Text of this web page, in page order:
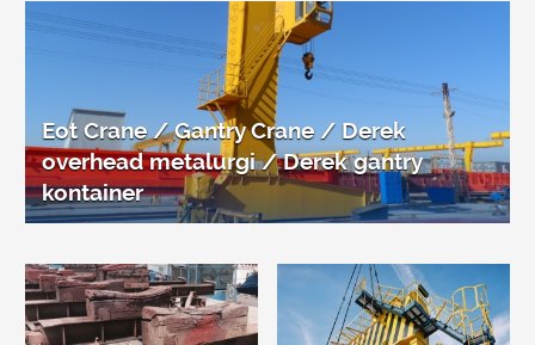
Eot Crane / Gantry Crane / Derek
overhead metalurgi / Derek gantry
kontainer